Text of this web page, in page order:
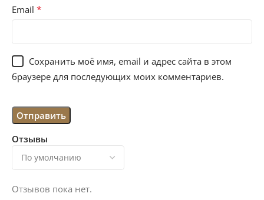
Отзывы
Отзывов пока нет.
Email *
Сохранить моё имя, email и адрес сайта в этом
браузере для последующих моих комментариев.